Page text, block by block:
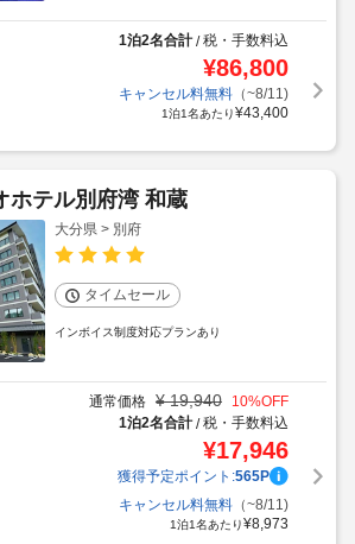
1泊2名合計/税・手数料込
¥86,800
キャンセル料無料（~8/11)
1泊1名あたり¥43,400
ホテル別府湾 和蔵
大分県 > 別府
タイムセール
インボイス制度対応プランあり
通常価格 ¥ 19,940 10%OFF
1泊2名合計/税・手数料込
¥17,946
獲得予定ポイント:565P
キャンセル料無料（~8/11)
1泊1名あたり¥8,973